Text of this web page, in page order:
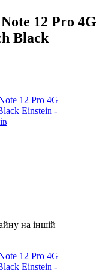
12 Pro 4G
Black
на іншій